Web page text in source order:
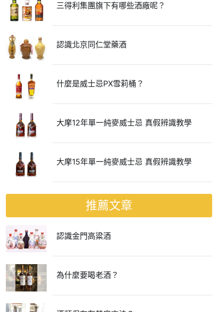
三得利集團旗下有哪些酒廠呢？
認識北京同仁堂藥酒
什麼是威士忌PX雪莉桶？
大摩12年單一純麥威士忌 真假辨識教學
大摩15年單一純麥威士忌 真假辨識教學
推薦文章
認識金門高粱酒
為什麼要喝老酒？